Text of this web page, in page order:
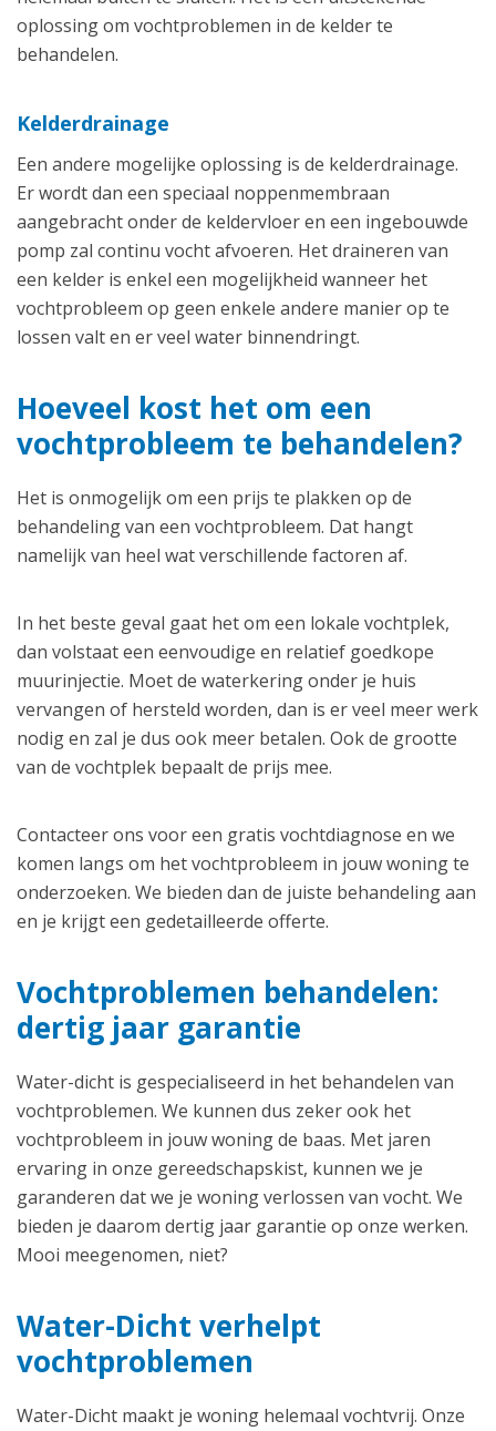
oplossing om vochtproblemen in de kelder te
behandelen.
Kelderdrainage
Een andere mogelijke oplossing is de kelderdrainage.
Er wordt dan een speciaal noppenmembraan
aangebracht onder de keldervloer en een ingebouwde
pomp zal continu vocht afvoeren. Het draineren van
een kelder is enkel een mogelijkheid wanneer het
vochtprobleem op geen enkele andere manier op te
lossen valt en er veel water binnendringt.
Hoeveel kost het om een
vochtprobleem te behandelen?
Het is onmogelijk om een prijs te plakken op de
behandeling van een vochtprobleem. Dat hangt
namelijk van heel wat verschillende factoren af.
In het beste geval gaat het om een lokale vochtplek,
dan volstaat een eenvoudige en relatief goedkope
muurinjectie. Moet de waterkering onder je huis
vervangen of hersteld worden, dan is er veel meer werk
nodig en zal je dus ook meer betalen. Ook de grootte
van de vochtplek bepaalt de prijs mee.
Contacteer ons voor een gratis vochtdiagnose en we
komen langs om het vochtprobleem in jouw woning te
onderzoeken. We bieden dan de juiste behandeling aan
en je krijgt een gedetailleerde offerte.
Vochtproblemen behandelen:
dertig jaar garantie
Water-dicht is gespecialiseerd in het behandelen van
vochtproblemen. We kunnen dus zeker ook het
vochtprobleem in jouw woning de baas. Met jaren
ervaring in onze gereedschapskist, kunnen we je
garanderen dat we je woning verlossen van vocht. We
bieden je daarom dertig jaar garantie op onze werken.
Mooi meegenomen, niet?
Water-Dicht verhelpt
vochtproblemen
Water-Dicht maakt je woning helemaal vochtvrij. Onze